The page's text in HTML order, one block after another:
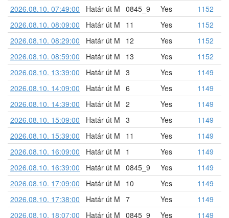
2026.08.10. 07:49:00
Határ út M 0845_9 Yes
1152
2026.08.10. 08:09:00
Határ út M 11 Yes
1152
2026.08.10. 08:29:00
Határ út M 12 Yes
1152
2026.08.10. 08:59:00
Határ út M 13 Yes
1152
2026.08.10. 13:39:00
Határ út M 3 Yes
1149
2026.08.10. 14:09:00
Határ út M 6 Yes
1149
2026.08.10. 14:39:00
Határ út M 2 Yes
1149
2026.08.10. 15:09:00
Határ út M 3 Yes
1149
2026.08.10. 15:39:00
Határ út M 11 Yes
1149
2026.08.10. 16:09:00
Határ út M 1 Yes
1149
2026.08.10. 16:39:00
Határ út M 0845_9 Yes
1149
2026.08.10. 17:09:00
Határ út M 10 Yes
1149
2026.08.10. 17:38:00
Határ út M 7 Yes
1149
2026.08.10. 18:07:00
Határ út M 0845_9 Yes 1149